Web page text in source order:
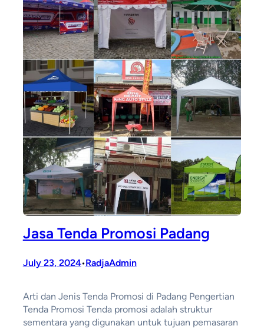
Jasa Tenda Promosi Padang
July 23, 2024•RadjaAdmin
Arti dan Jenis Tenda Promosi di Padang Pengertian
Tenda Promosi Tenda promosi adalah struktur
sementara yang digunakan untuk tujuan pemasaran